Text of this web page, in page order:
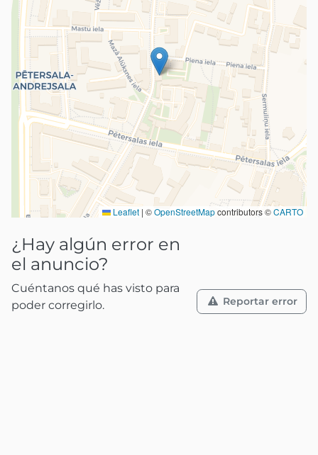
Leaflet | ©OpenStreetMapcontributors ©CARTO
¿Hay algún error en
el anuncio?
Cuéntanos qué has visto para
poder corregirlo.
Reportar error